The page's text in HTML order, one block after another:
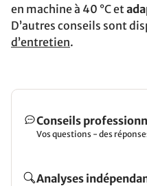
en machine à 40 °C et
D’autres conseils sont
d’entretien.
Conseils
Vos questions - des
Analyses